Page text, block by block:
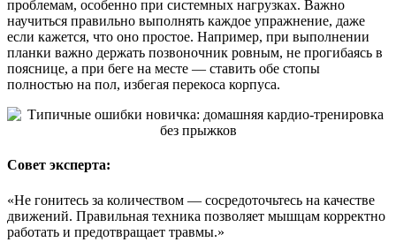
проблемам, особенно при системных нагрузках. Важно
научиться правильно выполнять каждое упражнение, даже
если кажется, что оно простое. Например, при выполнении
планки важно держать позвоночник ровным, не прогибаясь в
пояснице, а при беге на месте — ставить обе стопы
полностью на пол, избегая перекоса корпуса.
Совет эксперта:
«Не гонитесь за количеством — сосредоточьтесь на качестве
движений. Правильная техника позволяет мышцам корректно
работать и предотвращает травмы.»